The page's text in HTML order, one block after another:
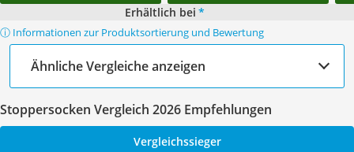
Erhältlich bei *
ⓘ Informationen zur Produktsortierung und Bewertung
Ähnliche Vergleiche anzeigen
Stoppersocken Vergleich 2026 Empfehlungen
Vergleichssieger